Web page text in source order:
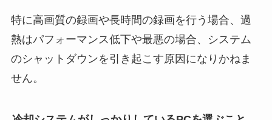
特に高画質の録画や長時間の録画を行う場合、過
熱はパフォーマンス低下や最悪の場合、システム
のシャットダウンを引き起こす原因になりかねま
せん。